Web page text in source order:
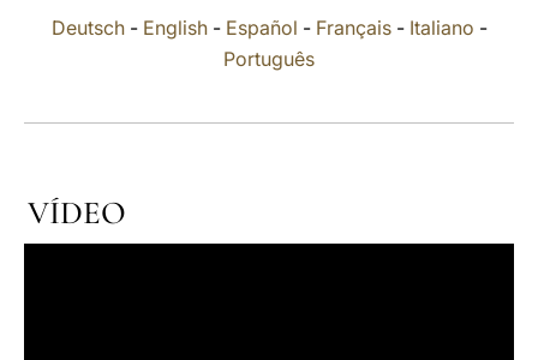
Deutsch- English- Español - Français- Italiano -
Português
VÍDEO